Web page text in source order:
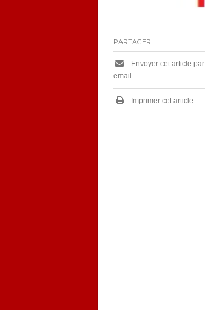
PARTAGER
Envoyer cet article par
email
Imprimer cet article